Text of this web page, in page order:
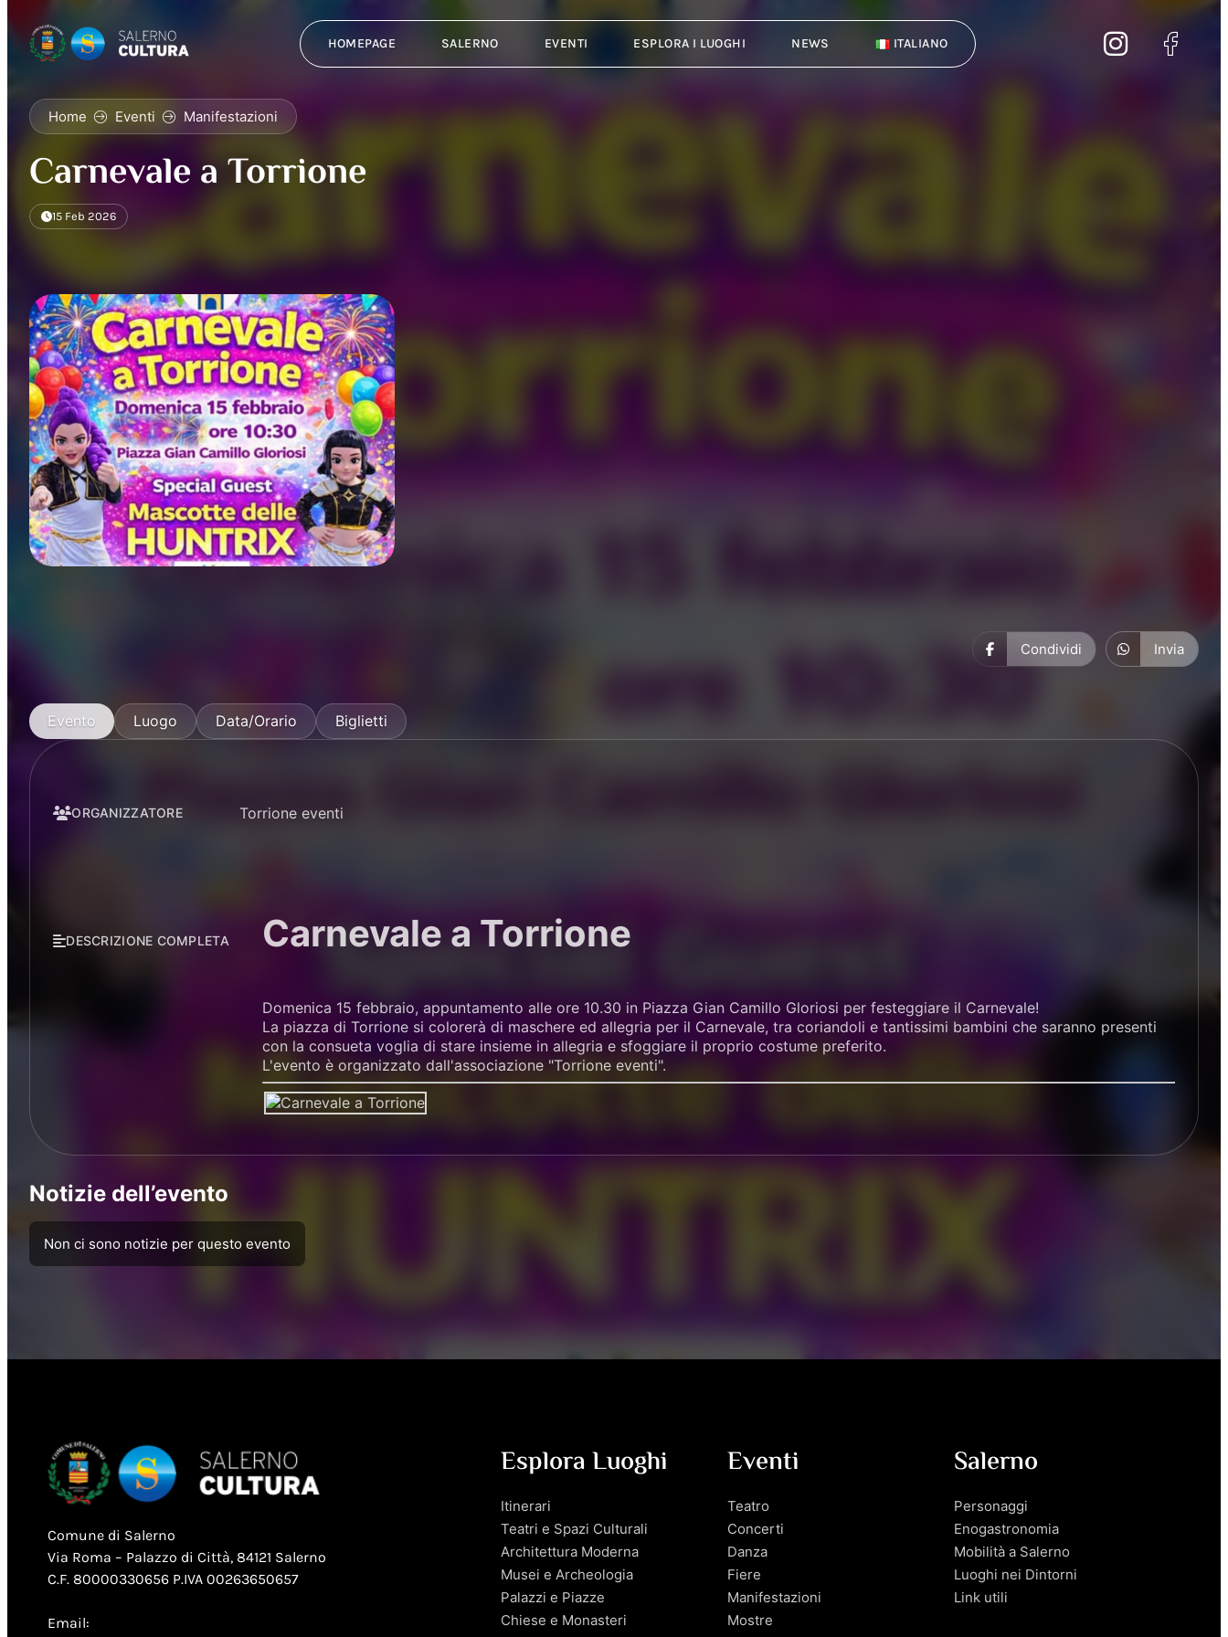
HOMEPAGE SALERNO EVENTI ESPLORA I LUOGHI NEWS ITALIANO
Home Eventi Manifestazioni
Carnevale a Torrione
15 Feb 2026
Condividi Invia
Evento Luogo Data/Orario Biglietti
ORGANIZZATORE Torrione eventi
DESCRIZIONE COMPLETA Carnevale a Torrione
Domenica 15 febbraio, appuntamento alle ore 10.30 in Piazza Gian Camillo Gloriosi per festeggiare il Carnevale!
La piazza di Torrione si colorerà di maschere ed allegria per il Carnevale, tra coriandoli e tantissimi bambini che saranno presenti
con la consueta voglia di stare insieme in allegria e sfoggiare il proprio costume preferito.
L'evento è organizzato dall'associazione "Torrione eventi".
Notizie dell’evento
Non ci sono notizie per questo evento
Comune di Salerno
Via Roma – Palazzo di Città, 84121 Salerno
C.F. 80000330656 P.IVA 00263650657
Email:
Esplora Luoghi
Itinerari
Teatri e Spazi Culturali
Architettura Moderna
Musei e Archeologia
Palazzi e Piazze
Chiese e Monasteri
Eventi
Teatro
Concerti
Danza
Fiere
Manifestazioni
Mostre
Salerno
Personaggi
Enogastronomia
Mobilità a Salerno
Luoghi nei Dintorni
Link utili